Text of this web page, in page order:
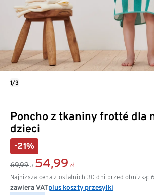
Poncho z tkaniny frotté dla
dzieci
-21%
69,99 zł 54,99 zł
Najniższa cena z ostatnich 30 dni przed obniżką:
zawiera VATplus koszty przesyłki
1/3